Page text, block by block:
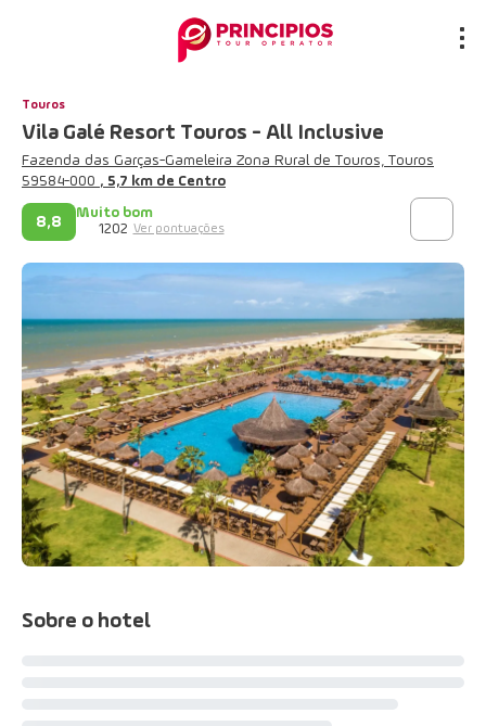
Touros
Vila Galé Resort Touros - All Inclusive
Fazenda das Garças-Gameleira Zona Rural de Touros, Touros
59584-000 , 5,7 km de Centro
8,8
Muito bom
1202 Ver pontuações
Sobre o hotel